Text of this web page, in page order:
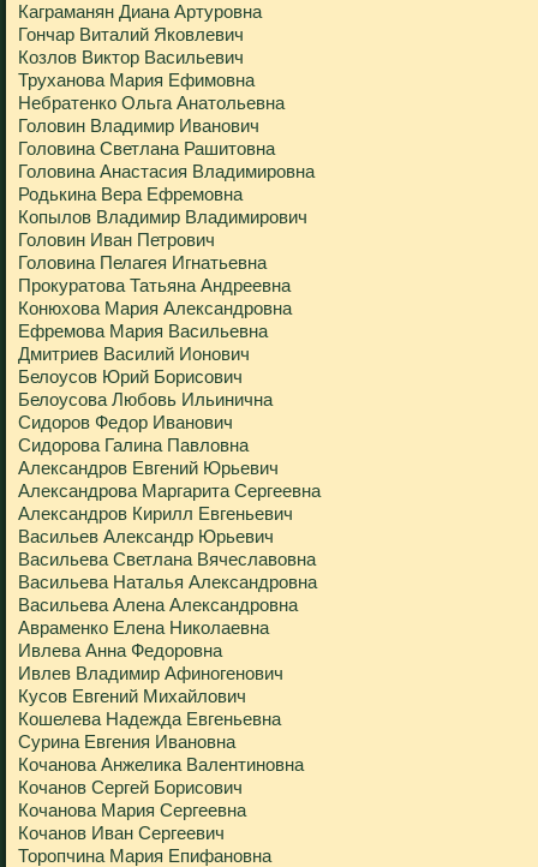
Каграманян Диана Артуровна
Гончар Виталий Яковлевич
Козлов Виктор Васильевич
Труханова Мария Ефимовна
Небратенко Ольга Анатольевна
Головин Владимир Иванович
Головина Светлана Рашитовна
Головина Анастасия Владимировна
Родькина Вера Ефремовна
Копылов Владимир Владимирович
Головин Иван Петрович
Головина Пелагея Игнатьевна
Прокуратова Татьяна Андреевна
Конюхова Мария Александровна
Ефремова Мария Васильевна
Дмитриев Василий Ионович
Белоусов Юрий Борисович
Белоусова Любовь Ильинична
Сидоров Федор Иванович
Сидорова Галина Павловна
Александров Евгений Юрьевич
Александрова Маргарита Сергеевна
Александров Кирилл Евгеньевич
Васильев Александр Юрьевич
Васильева Светлана Вячеславовна
Васильева Наталья Александровна
Васильева Алена Александровна
Авраменко Елена Николаевна
Ивлева Анна Федоровна
Ивлев Владимир Афиногенович
Кусов Евгений Михайлович
Кошелева Надежда Евгеньевна
Сурина Евгения Ивановна
Кочанова Анжелика Валентиновна
Кочанов Сергей Борисович
Кочанова Мария Сергеевна
Кочанов Иван Сергеевич
Торопчина Мария Епифановна